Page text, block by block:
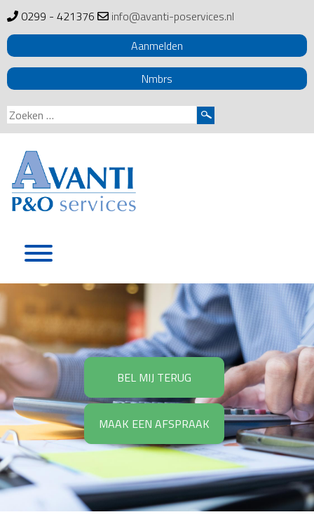
0299 - 421376
info@avanti-poservices.nl
Aanmelden
Nmbrs
Zoeken
naar:
BEL MIJ TERUG
MAAK EEN AFSPRAAK